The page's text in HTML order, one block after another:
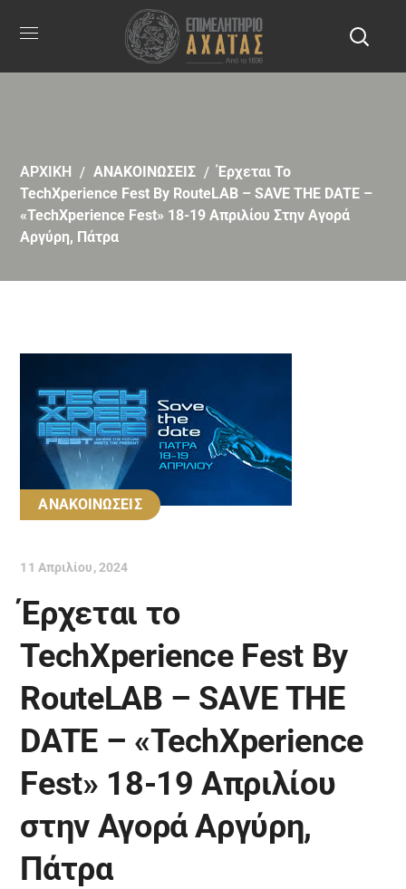
ΑΡΧΙΚΗ ΑΝΑΚΟΙΝΩΣΕΙΣ
Έρχεται Το
TechXperience Fest By RouteLAB – SAVE THE DATE –
«TechXperience Fest» 18-19 Απριλίου Στην Αγορά
Αργύρη, Πάτρα
ΑΝΑΚΟΙΝΩΣΕΙΣ
11 Απριλίου, 2024
Έρχεται το
TechXperience Fest By
RouteLAB – SAVE THE
DATE – «TechXperience
Fest» 18-19 Απριλίου
στην Αγορά Αργύρη,
Πάτρα